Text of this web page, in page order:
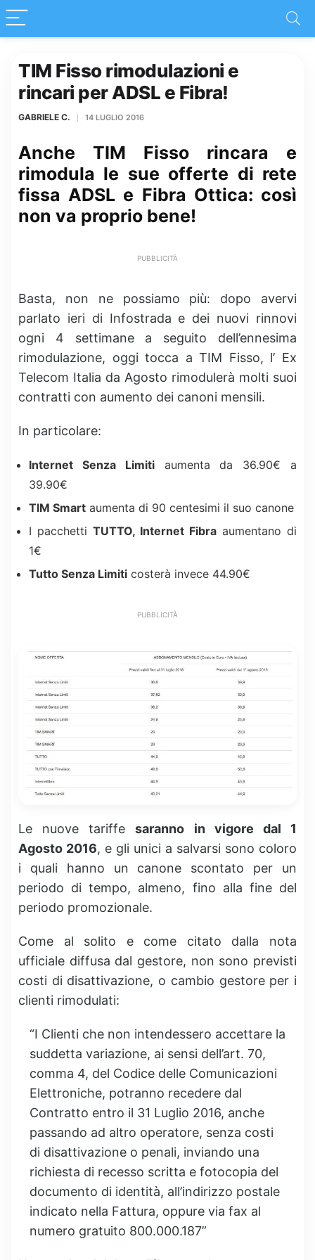
TIM Fisso rimodulazioni e
rincari per ADSL e Fibra!
GABRIELE C. 14 LUGLIO 2016
Anche TIM Fisso rincara e
rimodula le sue offerte di rete
fissa ADSL e Fibra Ottica: così
non va proprio bene!
PUBBLICITÀ
Basta, non ne possiamo più: dopo avervi
parlato ieri di Infostrada e dei nuovi rinnovi
ogni 4 settimane a seguito dell’ennesima
rimodulazione, oggi tocca a TIM Fisso, l’ Ex
Telecom Italia da Agosto rimodulerà molti suoi
contratti con aumento dei canoni mensili.
In particolare:
Internet Senza Limitiaumenta da 36.90€ a
39.90€
TIM Smart aumenta di 90 centesimi il suo canone
I pacchetti TUTTO, Internet Fibra aumentano di
1€
Tutto Senza Limiti costerà invece 44.90€
PUBBLICITÀ
Le nuove tariffesaranno in vigore dal 1
Agosto 2016, e gli unici a salvarsi sono coloro
i quali hanno un canone scontato per un
periodo di tempo, almeno, fino alla fine del
periodo promozionale.
Come al solito e come citato dalla nota
ufficiale diffusa dal gestore, non sono previsti
costi di disattivazione, o cambio gestore per i
clienti rimodulati:
“I Clienti che non intendessero accettare la
suddetta variazione, ai sensi dell’art. 70,
comma 4, del Codice delle Comunicazioni
Elettroniche, potranno recedere dal
Contratto entro il 31 Luglio 2016, anche
passando ad altro operatore, senza costi
di disattivazione o penali, inviando una
richiesta di recesso scritta e fotocopia del
documento di identità, all’indirizzo postale
indicato nella Fattura, oppure via fax al
numero gratuito 800.000.187”